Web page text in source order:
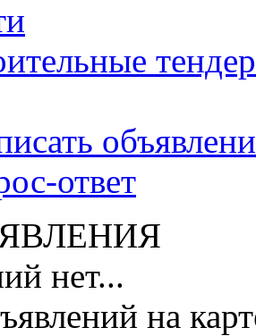
ответ
нет...
на